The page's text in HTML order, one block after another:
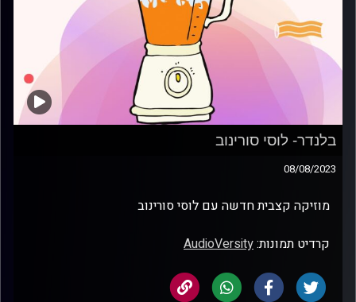
בלנדר- לוסי סורינוב
08/08/2023
מוזיקה קצבית חדשה עם לוסי סורינוב
קרדיט תמונות:AudioVersity